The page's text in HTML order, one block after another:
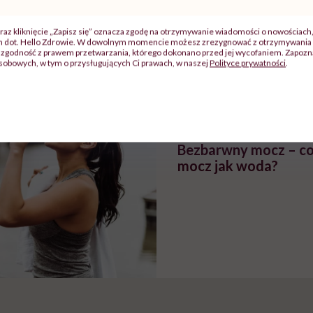
tylko
"Jestem w ciąży, co mi się
należy?". Headhunter o
zmianie pokoleniowej u
kobiet w ciąży na rynku
Wkrótce nowa
Instrukcja". Tym
atakach paniki.
warsztat
Bezbarwny mocz –
mocz jak woda?
kliknięcie „Zapisz się” oznacza zgodę na otrzymywanie wiadomości o
dot. Hello Zdrowie. W dowolnym momencie możesz zrezygnować z
zgodność z prawem przetwarzania, którego dokonano przed jej wycofaniem.
w tym o przysługujących Ci prawach, w naszejPolityce prywatności.